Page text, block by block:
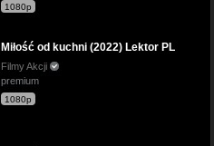
1080p
Miłość od kuchni (2022) Lektor PL
Filmy Akcji
premium
1080p